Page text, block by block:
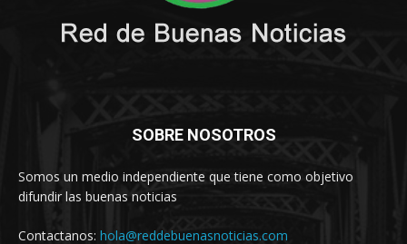
SOBRE NOSOTROS
Somos un medio independiente que tiene como objetivo
difundir las buenas noticias
Contactanos: hola@reddebuenasnoticias.com